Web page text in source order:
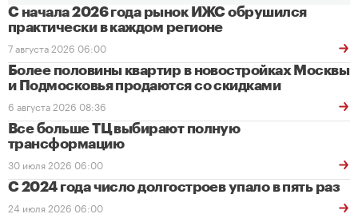
С начала 2026 года рынок ИЖС обрушился
практически в каждом регионе
7 августа 2026 06:00
Более половины квартир в новостройках Москвы
и Подмосковья продаются со скидками
6 августа 2026 08:36
Все больше ТЦ выбирают полную
трансформацию
30 июля 2026 06:00
С 2024 года число долгостроев упало в пять раз
24 июля 2026 06:00